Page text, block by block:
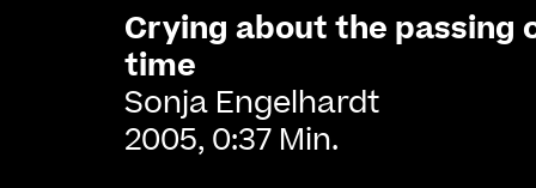
Crying about the passing
time
Sonja Engelhardt
2005, 0:37 Min.